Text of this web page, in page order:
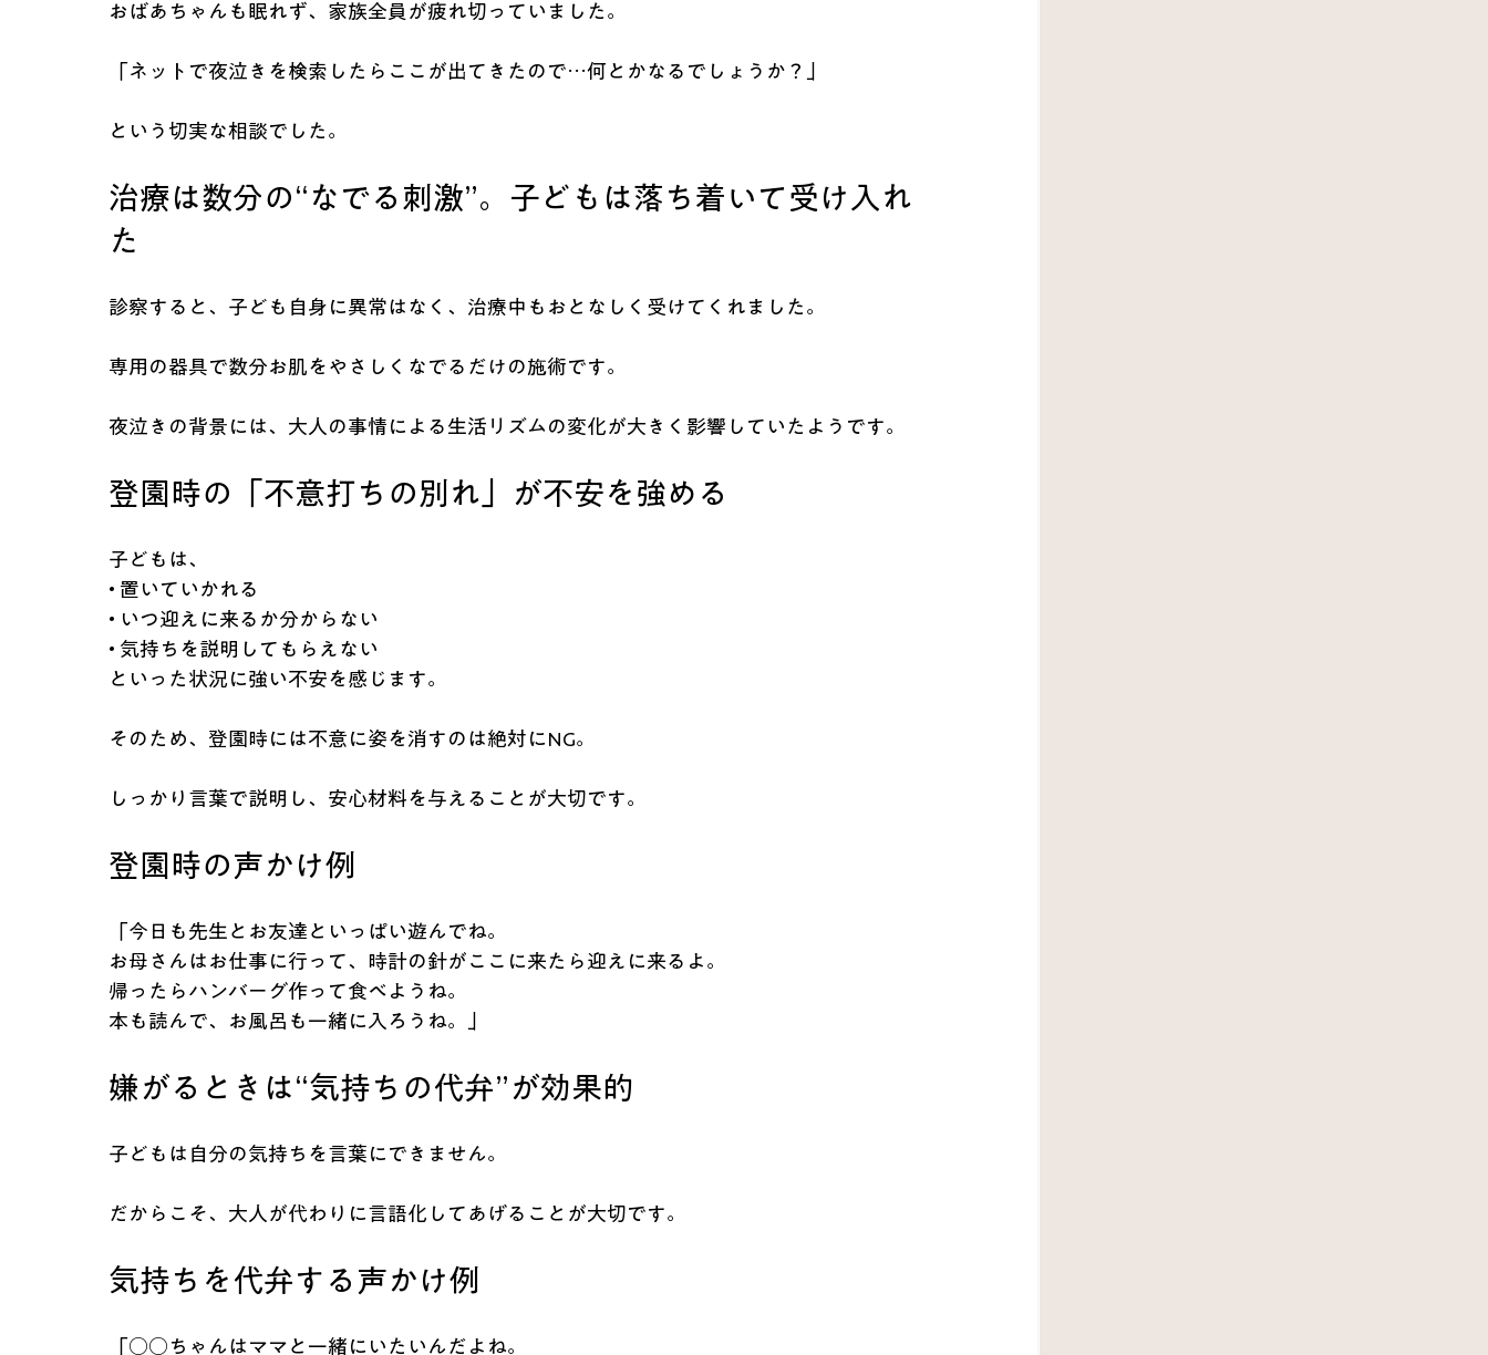
おばあちゃんも眠れず、家族全員が疲れ切っていました。
「ネットで夜泣きを検索したらここが出てきたので…何とかなるでしょうか？」
という切実な相談でした。
治療は数分の“なでる刺激”。子どもは落ち着いて受け入れ
た
診察すると、子ども自身に異常はなく、治療中もおとなしく受けてくれました。
専用の器具で数分お肌をやさしくなでるだけの施術です。
夜泣きの背景には、大人の事情による生活リズムの変化が大きく影響していたようです。
登園時の「不意打ちの別れ」が不安を強める
子どもは、
• 置いていかれる
• いつ迎えに来るか分からない
• 気持ちを説明してもらえない
といった状況に強い不安を感じます。
そのため、登園時には不意に姿を消すのは絶対にNG。
しっかり言葉で説明し、安心材料を与えることが大切です。
登園時の声かけ例
「今日も先生とお友達といっぱい遊んでね。
お母さんはお仕事に行って、時計の針がここに来たら迎えに来るよ。
帰ったらハンバーグ作って食べようね。
本も読んで、お風呂も一緒に入ろうね。」
嫌がるときは“気持ちの代弁”が効果的
子どもは自分の気持ちを言葉にできません。
だからこそ、大人が代わりに言語化してあげることが大切です。
気持ちを代弁する声かけ例
「○○ちゃんはママと一緒にいたいんだよね。